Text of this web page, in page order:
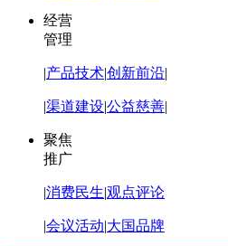
经营
管理
|产品技术|创新前沿|
|渠道建设|公益慈善|
聚焦
推广
|消费民生|观点评论
|会议活动|大国品牌